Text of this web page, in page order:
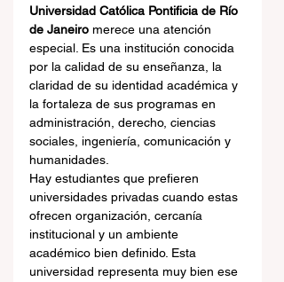
Universidad Católica Pontificia de Río
de Janeiro merece una atención
especial. Es una institución conocida
por la calidad de su enseñanza, la
claridad de su identidad académica y
la fortaleza de sus programas en
administración, derecho, ciencias
sociales, ingeniería, comunicación y
humanidades.
Hay estudiantes que prefieren
universidades privadas cuando estas
ofrecen organización, cercanía
institucional y un ambiente
académico bien definido. Esta
universidad representa muy bien ese